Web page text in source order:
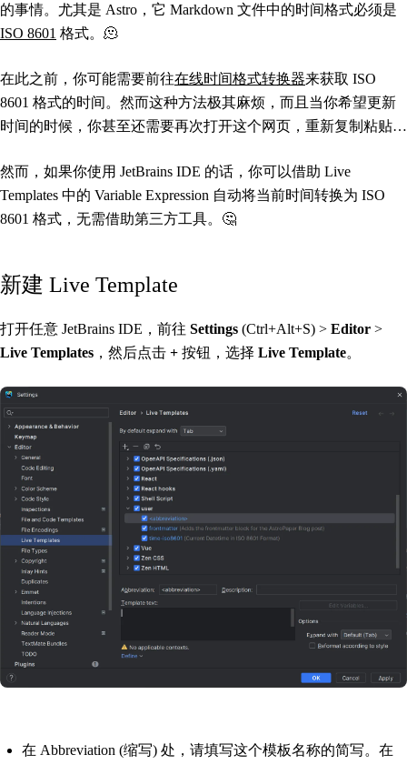
的事情。尤其是 Astro，它 Markdown 文件中的时间格式必须是
ISO 8601 格式。🫠
在此之前，你可能需要前往在线时间格式转换器来获取 ISO
8601 格式的时间。然而这种方法极其麻烦，而且当你希望更新
时间的时候，你甚至还需要再次打开这个网页，重新复制粘贴…
然而，如果你使用 JetBrains IDE 的话，你可以借助 Live
Templates 中的 Variable Expression 自动将当前时间转换为 ISO
8601 格式，无需借助第三方工具。🤔
新建 Live Template
打开任意 JetBrains IDE，前往 Settings (Ctrl+Alt+S) > Editor >
Live Templates ，然后点击 + 按钮，选择 Live Template。
在 Abbreviation (缩写) 处，请填写这个模板名称的简写。在